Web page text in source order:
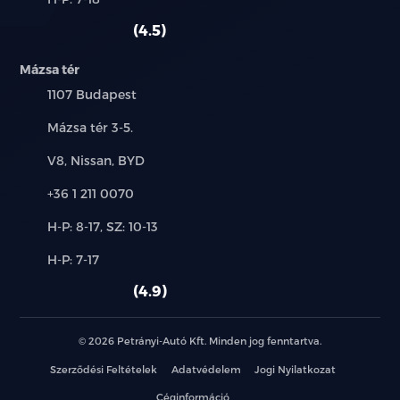
LED lámpa: nappali menetfény – ködfényszóró –
elakadásjelző - hátsó ködlámpa – kettős
tolatólámpa
Hazakísérő fény
Automata fényszóró
Automata távolsági / tompított fényszóró
Fényezett ajtókilincs
4.5
Mázsa tér
Település:
1107 Budapest
Cím:
Mázsa tér 3-5.
Márkák:
V8, Nissan, BYD
Telefon:
+36 1 211 0070
Új-
használt
H-P: 8-17, SZ: 10-13
Alkatrész,
H-P: 7-17
4.9
© 2026 Petrányi-Autó Kft. Minden jog fenntartva.
Szerződési Feltételek Adatvédelem Jogi Nyilatkozat
Céginformáció